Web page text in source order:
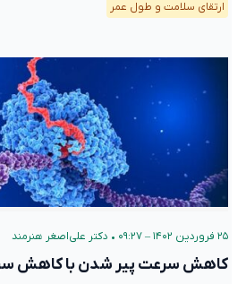
ارتقای سلامت و طول عمر
۲۵ فروردین ۱۴۰۲ – ۰۹:۲۷ • دکتر علی‌اصغر هنرمند
کاهش سرعت پیر شدن با کاهش